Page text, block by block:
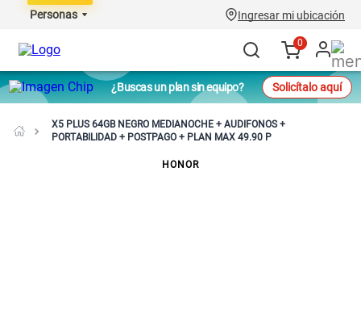
Personas Ingresar mi ubicación
0
¿Buscas un plan sin equipo? Solicítalo aquí
X5 PLUS 64GB NEGRO MEDIANOCHE + AUDIFONOS +
PORTABILIDAD + POSTPAGO + PLAN MAX 49.90 P
HONOR